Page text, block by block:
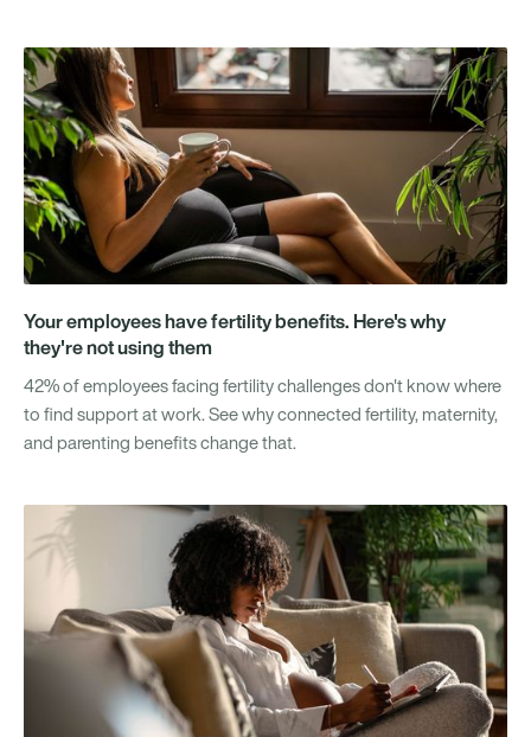
Your employees have fertility benefits. Here's why
they're not using them
42% of employees facing fertility challenges don't know where
to find support at work. See why connected fertility, maternity,
and parenting benefits change that.